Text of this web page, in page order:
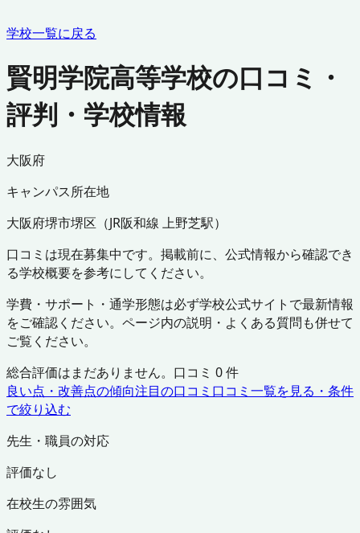
学校一覧に戻る
賢明学院高等学校の口コミ・
評判・学校情報
大阪府
キャンパス所在地
大阪府堺市堺区 （JR阪和線 上野芝駅）
口コミは現在募集中です。掲載前に、公式情報から確認でき
る学校概要を参考にしてください。
学費・サポート・通学形態は必ず学校公式サイトで最新情報
をご確認ください。ページ内の説明・よくある質問も併せて
ご覧ください。
総合評価はまだありません。口コミ 0件
良い点・改善点の傾向注目の口コミ 口コミ一覧を見る・条件
で絞り込む
先生・職員の対応
評価なし
在校生の雰囲気